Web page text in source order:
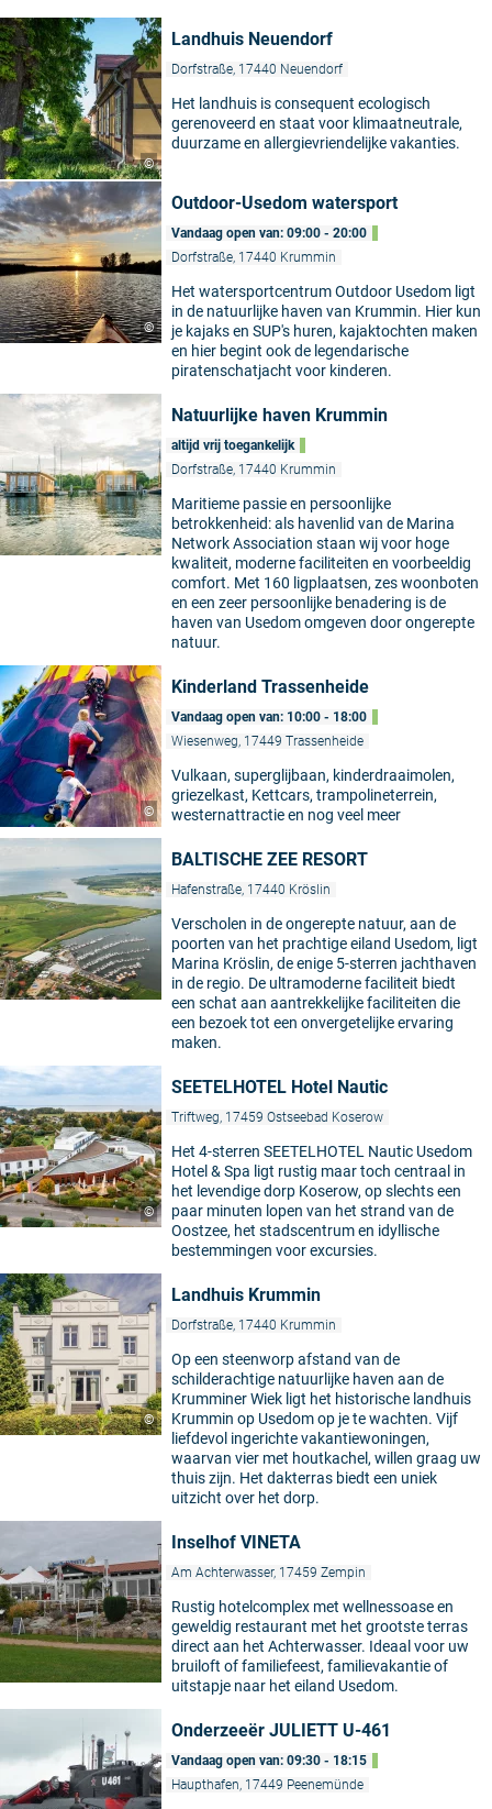
©
Landhuis Neuendorf
Dorfstraße, 17440 Neuendorf
Het landhuis is consequent ecologisch
gerenoveerd en staat voor klimaatneutrale,
duurzame en allergievriendelijke vakanties.
©
Outdoor-Usedom watersport
Vandaag open van: 09:00 - 20:00
Dorfstraße, 17440 Krummin
Het watersportcentrum Outdoor Usedom ligt
in de natuurlijke haven van Krummin. Hier kun
je kajaks en SUP's huren, kajaktochten maken
en hier begint ook de legendarische
piratenschatjacht voor kinderen.
Natuurlijke haven Krummin
altijd vrij toegankelijk
Dorfstraße, 17440 Krummin
Maritieme passie en persoonlijke
betrokkenheid: als havenlid van de Marina
Network Association staan wij voor hoge
kwaliteit, moderne faciliteiten en voorbeeldig
comfort. Met 160 ligplaatsen, zes woonboten
en een zeer persoonlijke benadering is de
haven van Usedom omgeven door ongerepte
natuur.
©
Kinderland Trassenheide
Vandaag open van: 10:00 - 18:00
Wiesenweg, 17449 Trassenheide
Vulkaan, superglijbaan, kinderdraaimolen,
griezelkast, Kettcars, trampolineterrein,
westernattractie en nog veel meer
BALTISCHE ZEE RESORT
Hafenstraße, 17440 Kröslin
Verscholen in de ongerepte natuur, aan de
poorten van het prachtige eiland Usedom, ligt
Marina Kröslin, de enige 5-sterren jachthaven
in de regio. De ultramoderne faciliteit biedt
een schat aan aantrekkelijke faciliteiten die
een bezoek tot een onvergetelijke ervaring
maken.
©
SEETELHOTEL Hotel Nautic
Triftweg, 17459 Ostseebad Koserow
Het 4-sterren SEETELHOTEL Nautic Usedom
Hotel & Spa ligt rustig maar toch centraal in
het levendige dorp Koserow, op slechts een
paar minuten lopen van het strand van de
Oostzee, het stadscentrum en idyllische
bestemmingen voor excursies.
©
Landhuis Krummin
Dorfstraße, 17440 Krummin
Op een steenworp afstand van de
schilderachtige natuurlijke haven aan de
Krumminer Wiek ligt het historische landhuis
Krummin op Usedom op je te wachten. Vijf
liefdevol ingerichte vakantiewoningen,
waarvan vier met houtkachel, willen graag uw
thuis zijn. Het dakterras biedt een uniek
uitzicht over het dorp.
Inselhof VINETA
Am Achterwasser, 17459 Zempin
Rustig hotelcomplex met wellnessoase en
geweldig restaurant met het grootste terras
direct aan het Achterwasser. Ideaal voor uw
bruiloft of familiefeest, familievakantie of
uitstapje naar het eiland Usedom.
Onderzeeër JULIETT U-461
Vandaag open van: 09:30 - 18:15
Haupthafen, 17449 Peenemünde